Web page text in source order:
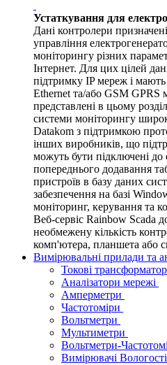
Устаткування для
Дані контролери
управління
моніторингу різних
Інтернет. Для цих цілей
підтримку IP мереж і мають
Ethernet та/або GSM GPRS
представлені в цьому
системи моніторингу
Datakom з підтримкою
інших виробників, що
можуть бути підключені до
попереднього додавання
пристроїв в базу даних
забезпечення на базі
моніторинг, керування та
Веб-сервіс Rainbow Scada
необмежену кількість
комп'ютера, планшета або
Вимірювальні прилади та
Токові
Аналізатори мережі
Амперметри
Частотоміри
Вольтметри
Мультиметри
Вольтметри-
Вимірювачі